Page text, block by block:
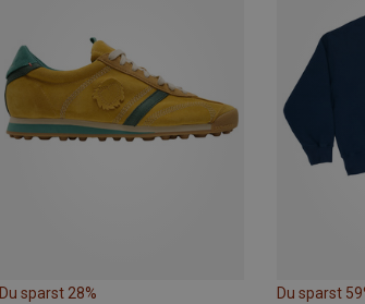
Du sparst 28% Du sparst